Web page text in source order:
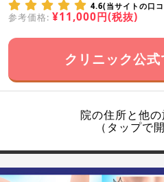
4.6(当サイトの口
参考価格: ¥11,000円(税抜)
クリニック公
院の住所と他
（タップで